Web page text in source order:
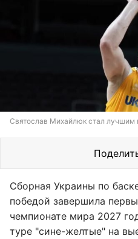
Святослав Михайлюк стал лучшим
Сборная Украины по
победой завершила
чемпионате мира 2027
туре "сине-желтые" на